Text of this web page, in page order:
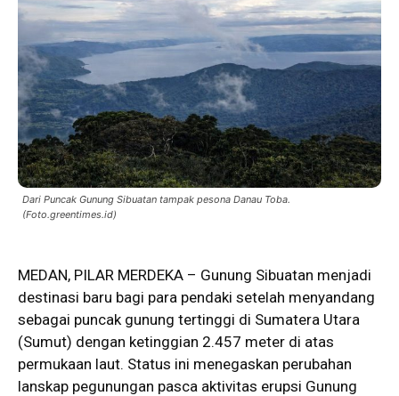
Dari Puncak Gunung Sibuatan tampak pesona Danau Toba.
(Foto.greentimes.id)
MEDAN, PILAR MERDEKA – Gunung Sibuatan menjadi
destinasi baru bagi para pendaki setelah menyandang
sebagai puncak gunung tertinggi di Sumatera Utara
(Sumut) dengan ketinggian 2.457 meter di atas
permukaan laut. Status ini menegaskan perubahan
lanskap pegunungan pasca aktivitas erupsi Gunung